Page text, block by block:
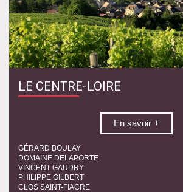
LE CENTRE-LOIRE
En savoir +
GÉRARD BOULAY
DOMAINE DELAPORTE
VINCENT GAUDRY
PHILIPPE GILBERT
CLOS SAINT-FIACRE